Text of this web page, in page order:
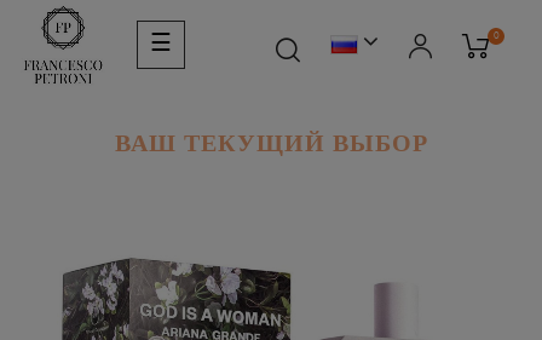
Toggle
navigation
☰ 0
ВАШ ТЕКУЩИЙ ВЫБОР